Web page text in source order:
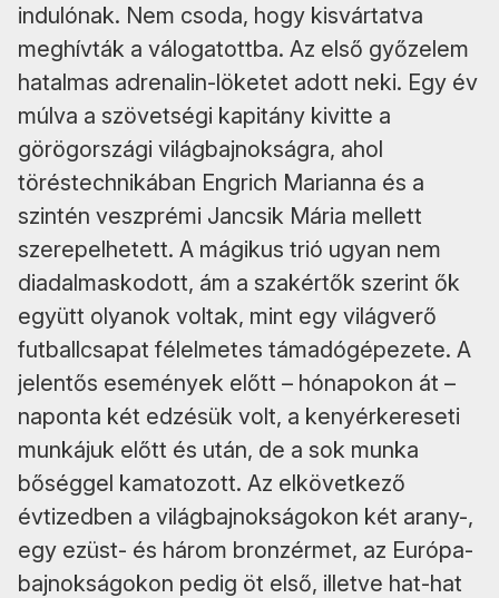
indulónak. Nem csoda, hogy kisvártatva
meghívták a válogatottba. Az első győzelem
hatalmas adrenalin-löketet adott neki. Egy év
múlva a szövetségi kapitány kivitte a
görögországi világbajnokságra, ahol
töréstechnikában Engrich Marianna és a
szintén veszprémi Jancsik Mária mellett
szerepelhetett. A mágikus trió ugyan nem
diadalmaskodott, ám a szakértők szerint ők
együtt olyanok voltak, mint egy világverő
futballcsapat félelmetes támadógépezete. A
jelentős események előtt – hónapokon át –
naponta két edzésük volt, a kenyérkereseti
munkájuk előtt és után, de a sok munka
bőséggel kamatozott. Az elkövetkező
évtizedben a világbajnokságokon két arany-,
egy ezüst- és három bronzérmet, az Európa-
bajnokságokon pedig öt első, illetve hat-hat